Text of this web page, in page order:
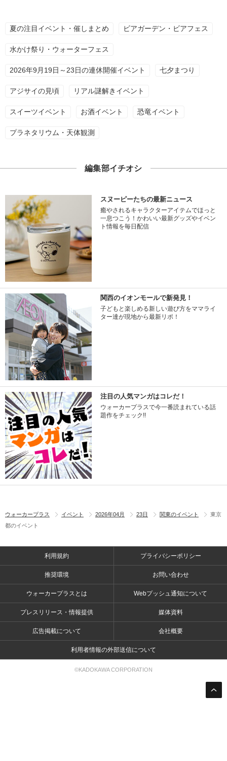
夏の注目イベント・催しまとめ ビアガーデン・ビアフェス
水かけ祭り・ウォーターフェス
2026年9月19日～23日の連休開催イベント 七夕まつり
アジサイの見頃 リアル謎解きイベント
スイーツイベント お酒イベント 恐竜イベント
プラネタリウム・天体観測
編集部イチオシ
スヌーピーたちの最新ニュース
癒やされるキャラクターアイテムでほっと
一息つこう！かわいい最新グッズやイベン
ト情報を毎日配信
関西のイオンモールで新発見！
子どもと楽しめる新しい遊び方をママライ
ター達が現地から最新リポ！
注目の人気マンガはコレだ！
ウォーカープラスで今一番読まれている話
題作をチェック!!
ウォーカープラス イベント 2026年04月 23日 関東のイベント
東京
都のイベント
利用規約 プライバシーポリシー
推奨環境 お問い合わせ
ウォーカープラスとは Webプッシュ通知について
プレスリリース・情報提供 媒体資料
広告掲載について 会社概要
利用者情報の外部送信について
©KADOKAWA CORPORATION